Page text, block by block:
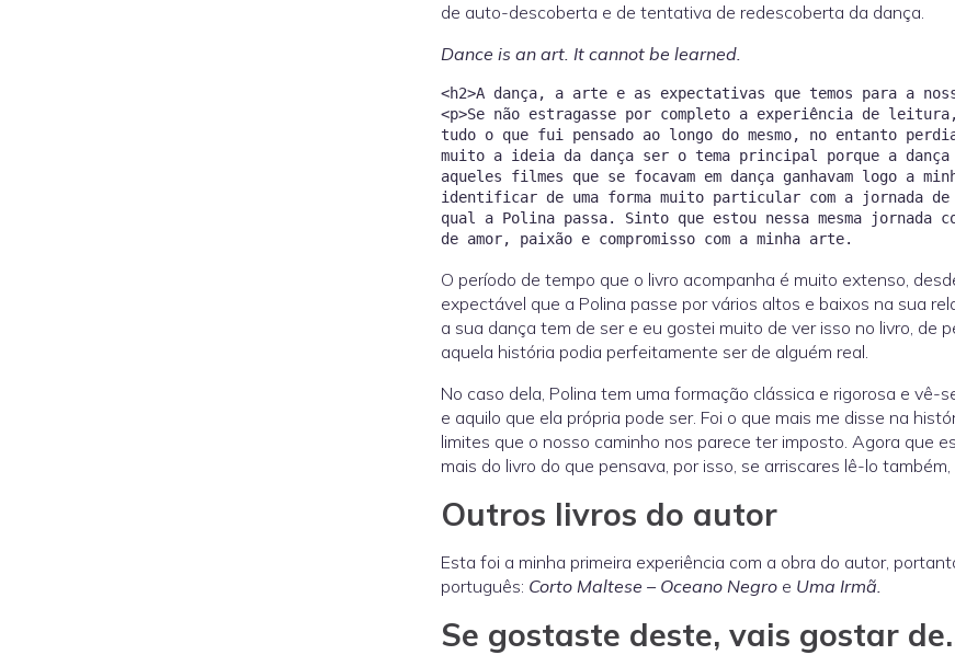
de auto-descoberta e de tentativa de redescoberta da dança.
Dance is an art. It cannot be learned.
<h2>A dança, a arte e as expectativas que temos para a
<p>Se não estragasse por completo a experiência de
tudo o que fui pensado ao longo do mesmo, no entanto
muito a ideia da dança ser o tema principal porque a
aqueles filmes que se focavam em dança ganhavam logo a
identificar de uma forma muito particular com a jornada
qual a Polina passa. Sinto que estou nessa mesma jornada
O período de tempo que o livro acompanha é muito extenso,
expectável que a Polina passe por vários altos e baixos na sua
a sua dança tem de ser e eu gostei muito de ver isso no livro, de
aquela história podia perfeitamente ser de alguém real.
No caso dela, Polina tem uma formação clássica e rigorosa e
e aquilo que ela própria pode ser. Foi o que mais me disse na
limites que o nosso caminho nos parece ter imposto. Agora que
mais do livro do que pensava, por isso, se arriscares lê-lo
Outros livros do autor
Esta foi a minha primeira experiência com a obra do autor,
português: Corto Maltese – Oceano Negro e Uma Irmã.
Se gostaste deste, vais gostar